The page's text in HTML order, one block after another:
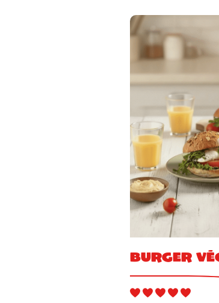
Burger